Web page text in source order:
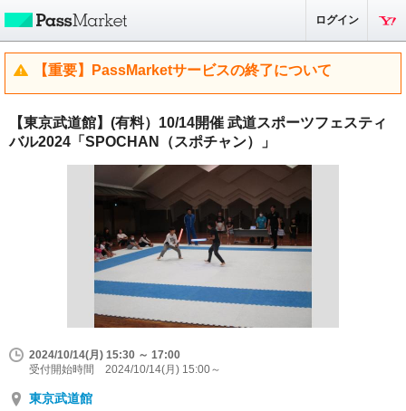
ログイン
【重要】PassMarketサービスの終了について
【東京武道館】(有料）10/14開催 武道スポーツフェスティ
バル2024「SPOCHAN（スポチャン）」
2024/10/14(月) 15:30 ～ 17:00
受付開始時間 2024/10/14(月) 15:00～
東京武道館